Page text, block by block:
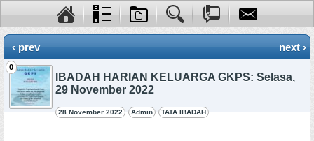
‹ prev next ›
0
IBADAH HARIAN KELUARGA GKPS: Selasa,
29 November 2022
28 November 2022 Admin TATA IBADAH